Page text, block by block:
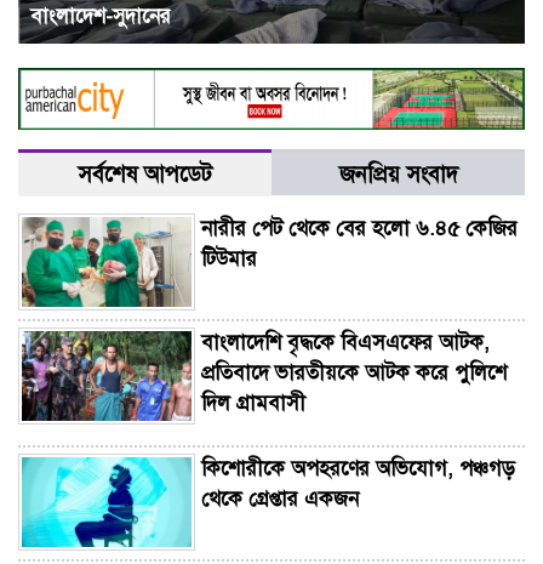
বাংলাদেশ-সুদানের
সর্বশেষ আপডেট জনপ্রিয় সংবাদ
নারীর পেট থেকে বের হলো ৬.৪৫ কেজির
টিউমার
বাংলাদেশি বৃদ্ধকে বিএসএফের আটক,
প্রতিবাদে ভারতীয়কে আটক করে পুলিশে
দিল গ্রামবাসী
কিশোরীকে অপহরণের অভিযোগ, পঞ্চগড়
থেকে গ্রেপ্তার একজন